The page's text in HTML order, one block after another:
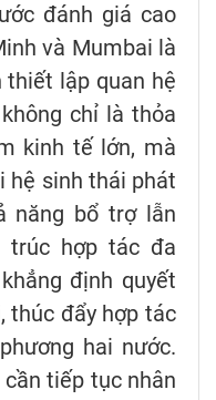
đánh giá cao
và Mumbai là
lập quan hệ
chỉ là thỏa
kinh tế lớn, mà
hệ sinh thái phát
năng bổ trợ lẫn
trúc hợp tác đa
định quyết
thúc đẩy hợp tác
hai nước.
tiếp tục nhân